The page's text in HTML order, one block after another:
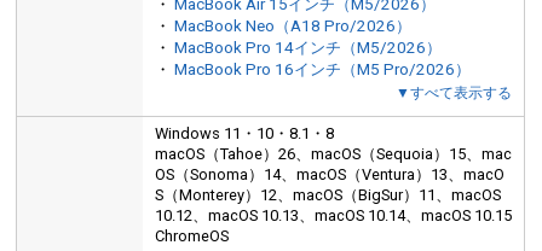
・MacBook Air 15インチ（M5/2026）
・MacBook Neo（A18 Pro/2026）
・MacBook Pro 14インチ（M5/2026）
・MacBook Pro 16インチ（M5 Pro/2026）
▼すべて表示する
Windows 11・10・8.1・8
macOS（Tahoe）26、macOS（Sequoia）15、mac
OS（Sonoma）14、macOS（Ventura）13、macO
S（Monterey）12、macOS（BigSur）11、macOS
10.12、macOS 10.13、macOS 10.14、macOS 10.15
ChromeOS